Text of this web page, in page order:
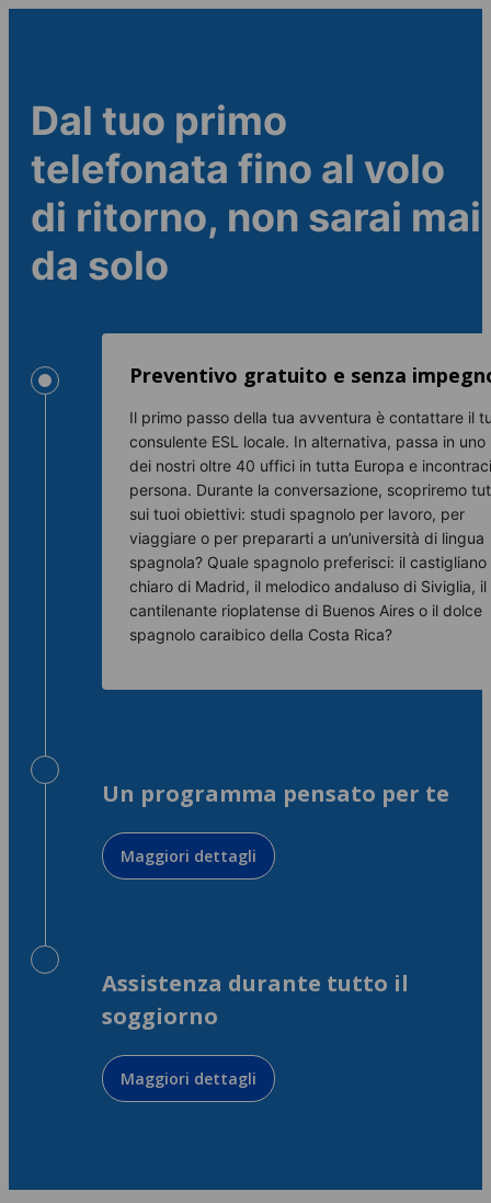
Dal tuo primo
telefonata fino al volo
di ritorno, non sarai mai
da solo
Preventivo gratuito e senza
Il primo passo della tua avventura è contattare il
consulente ESL locale. In alternativa, passa in uno
dei nostri oltre 40 uffici in tutta Europa e
persona. Durante la conversazione, scopriremo
sui tuoi obiettivi: studi spagnolo per lavoro, per
viaggiare o per prepararti a un’università di lingua
spagnola? Quale spagnolo preferisci: il castigliano
chiaro di Madrid, il melodico andaluso di Siviglia, il
cantilenante rioplatense di Buenos Aires o il dolce
spagnolo caraibico della Costa Rica?
Un programma pensato per te
Maggiori dettagli
Assistenza durante tutto il
soggiorno
Maggiori dettagli